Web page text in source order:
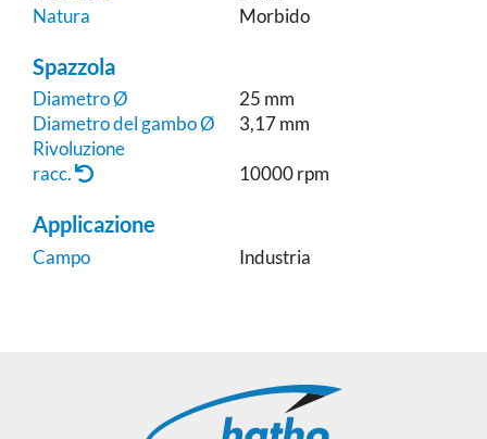
Natura
Morbido
Spazzola
Diametro Ø
25 mm
Diametro del gambo Ø
3,17 mm
Rivoluzione
racc.
10000 rpm
Applicazione
Campo Industria